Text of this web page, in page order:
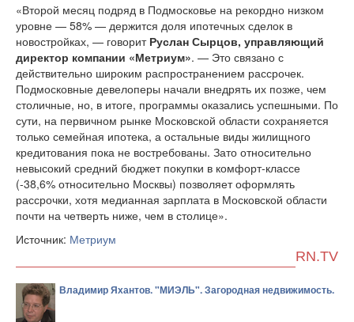
«Второй месяц подряд в Подмосковье на рекордно низком
уровне — 58% — держится доля ипотечных сделок в
новостройках, — говорит Руслан Сырцов, управляющий
директор компании «Метриум». — Это связано с
действительно широким распространением рассрочек.
Подмосковные девелоперы начали внедрять их позже, чем
столичные, но, в итоге, программы оказались успешными. По
сути, на первичном рынке Московской области сохраняется
только семейная ипотека, а остальные виды жилищного
кредитования пока не востребованы. Зато относительно
невысокий средний бюджет покупки в комфорт-классе
(-38,6% относительно Москвы) позволяет оформлять
рассрочки, хотя медианная зарплата в Московской области
почти на четверть ниже, чем в столице».
Источник: Метриум
RN.TV
Владимир Яхантов. "МИЭЛЬ". Загородная недвижимость.